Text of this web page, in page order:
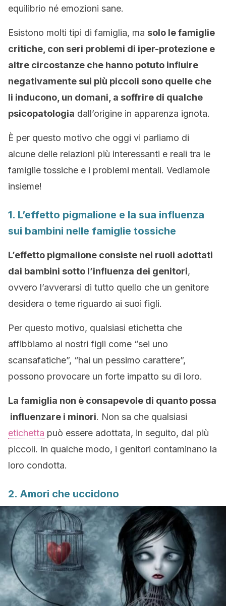
equilibrio né emozioni sane.
Esistono molti tipi di famiglia, ma solo le famiglie
critiche, con seri problemi di iper-protezione e
altre circostanze che hanno potuto influire
negativamente sui più piccoli sono quelle che
li inducono, un domani, a soffrire di qualche
psicopatologia dall’origine in apparenza ignota.
È per questo motivo che oggi vi parliamo di
alcune delle relazioni più interessanti e reali tra le
famiglie tossiche e i problemi mentali. Vediamole
insieme!
1. L’effetto pigmalione e la sua influenza
sui bambini nelle famiglie tossiche
L’effetto pigmalione consiste nei ruoli adottati
dai bambini sotto l’influenza dei genitori,
ovvero l’avverarsi di tutto quello che un genitore
desidera o teme riguardo ai suoi figli.
Per questo motivo, qualsiasi etichetta che
affibbiamo ai nostri figli come “sei uno
scansafatiche”, “hai un pessimo carattere”,
possono provocare un forte impatto su di loro.
La famiglia non è consapevole di quanto possa
influenzare i minori. Non sa che qualsiasi
etichetta può essere adottata, in seguito, dai più
piccoli. In qualche modo, i genitori contaminano la
loro condotta.
2. Amori che uccidono